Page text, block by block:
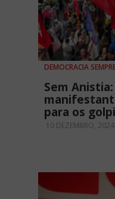
DEMOCRACIA
Sem
para os
10 DEZEMBRO,